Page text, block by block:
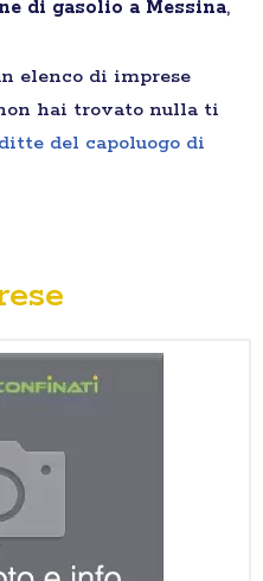
di gasolio a Messina,
elenco di imprese
hai trovato nulla ti
ditte del capoluogo di